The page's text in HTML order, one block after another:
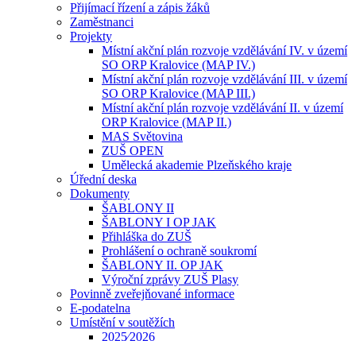
Přijímací řízení a zápis žáků
Zaměstnanci
Projekty
Místní akční plán rozvoje vzdělávání IV. v území
SO ORP Kralovice (MAP IV.)
Místní akční plán rozvoje vzdělávání III. v území
SO ORP Kralovice (MAP III.)
Místní akční plán rozvoje vzdělávání II. v území
ORP Kralovice (MAP II.)
MAS Světovina
ZUŠ OPEN
Umělecká akademie Plzeňského kraje
Úřední deska
Dokumenty
ŠABLONY II
ŠABLONY I OP JAK
Přihláška do ZUŠ
Prohlášení o ochraně soukromí
ŠABLONY II. OP JAK
Výroční zprávy ZUŠ Plasy
Povinně zveřejňované informace
E-podatelna
Umístění v soutěžích
2025⁄2026